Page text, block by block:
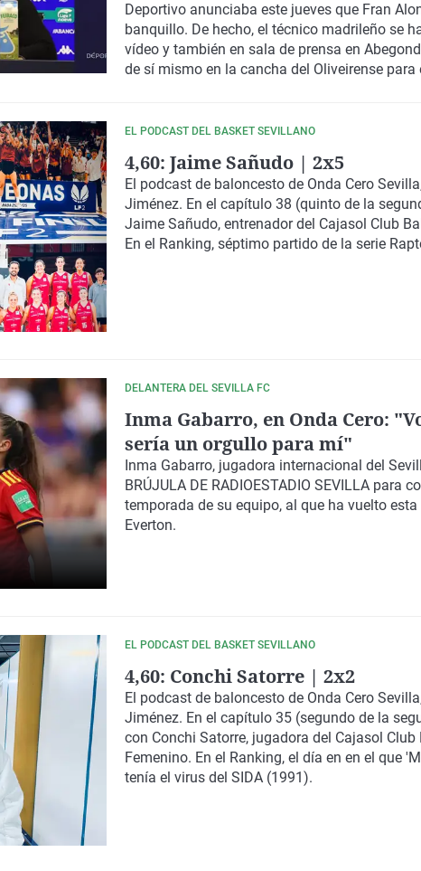
Deportivo anunciaba este jueves que Fran
banquillo. De hecho, el técnico madrileño se
vídeo y también en sala de prensa en
de sí mismo en la cancha del Oliveirense
EL PODCAST DEL BASKET SEVILLANO
4,60: Jaime Sañudo | 2x5
El podcast de baloncesto de Onda Cero
Jiménez. En el capítulo 38 (quinto de la
Jaime Sañudo, entrenador del Cajasol Club
En el Ranking, séptimo partido de la serie
DELANTERA DEL SEVILLA FC
Inma Gabarro, en Onda Cero:
sería un orgullo para mí"
Inma Gabarro, jugadora internacional del
BRÚJULA DE RADIOESTADIO SEVILLA para
temporada de su equipo, al que ha vuelto
Everton.
EL PODCAST DEL BASKET SEVILLANO
4,60: Conchi Satorre | 2x2
El podcast de baloncesto de Onda Cero
Jiménez. En el capítulo 35 (segundo de la
con Conchi Satorre, jugadora del Cajasol
Femenino. En el Ranking, el día en en el que
tenía el virus del SIDA (1991).